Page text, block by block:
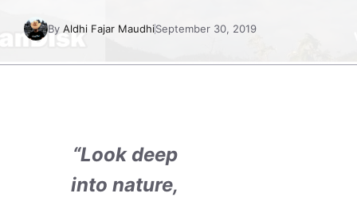
By Aldhi Fajar MaudhiSeptember 30, 2019
“Look deep
into nature,